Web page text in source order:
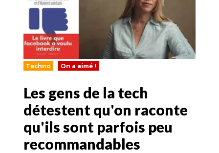
Techno On a aimé !
Les gens de la tech
détestent qu'on raconte
qu'ils sont parfois peu
recommandables